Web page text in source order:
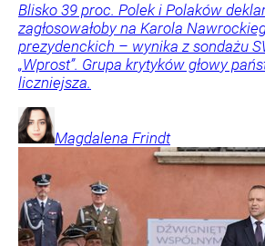
Blisko 39 proc. Polek i Polaków
zagłosowałoby na Karola
prezydenckich – wynika z sondażu
„Wprost”. Grupa krytyków głowy
liczniejsza.
Magdalena Frindt